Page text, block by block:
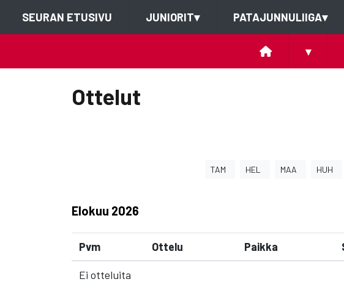
SEURAN ETUSIVU JUNIORIT▾ PATAJUNNULIIGA▾
▾
Ottelut
TAM HEL MAA HUH
Elokuu 2026
Pvm Ottelu Paikka
Ei otteluita